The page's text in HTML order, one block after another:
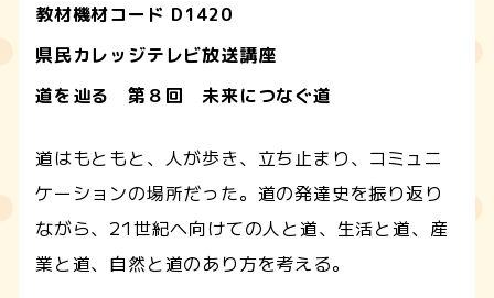
教材機材コード D1420
県民カレッジテレビ放送講座
道を辿る 第８回 未来につなぐ道
道はもともと、人が歩き、立ち止まり、コミュニ
ケーションの場所だった。道の発達史を振り返り
ながら、21世紀へ向けての人と道、生活と道、産
業と道、自然と道のあり方を考える。